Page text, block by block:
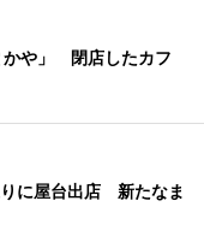
かや」 閉店したカフ
に屋台出店 新たなま